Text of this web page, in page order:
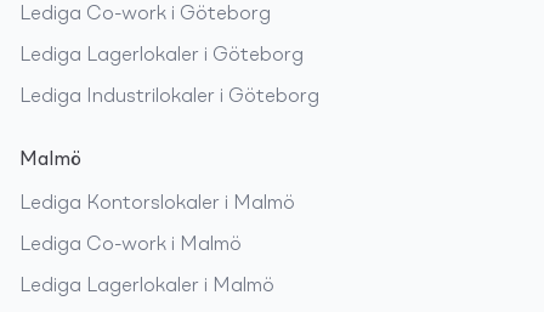
Lediga Co-work i Göteborg
Lediga Lagerlokaler i Göteborg
Lediga Industrilokaler i Göteborg
Malmö
Lediga Kontorslokaler i Malmö
Lediga Co-work i Malmö
Lediga Lagerlokaler i Malmö